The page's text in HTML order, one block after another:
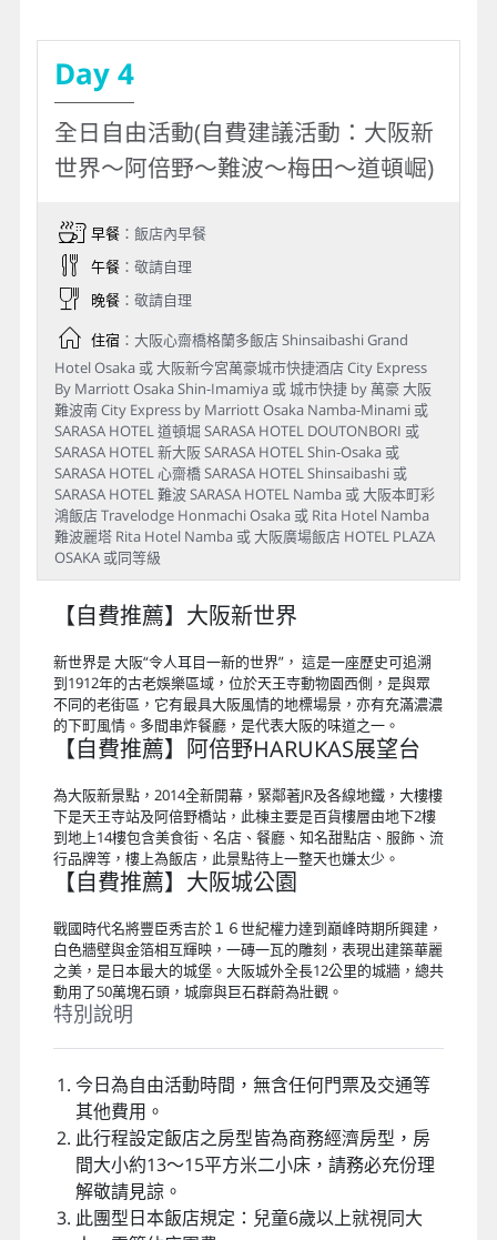
此行程設定飯店之房型皆為商務經濟房型，房
間大小約13～15平方米二小床，請務必充份理
解敬請見諒。
貼心提醒
分）往返→大阪環球影城樂園→飯店
園區內如『飛天翼龍』、『夢幻太空之旅』、
『好萊塢夢列車』等較為刺激的設施，請旅客
視自己體能、健康情形決定是否搭乘。
Day 4
全日自由活動(自費建議活動：大阪新
世界～阿倍野～難波～梅田～道頓崛)
午餐：敬請自理
住宿：大阪心齋橋格蘭多飯店 Shinsaibashi Grand
Hotel Osaka 或 大阪新今宮萬豪城市快捷酒店 City Express
By Marriott Osaka Shin-Imamiya 或 城市快捷 by 萬豪 大阪
難波南 City Express by Marriott Osaka Namba-Minami 或
SARASA HOTEL 新大阪 SARASA HOTEL Shin-Osaka 或
SARASA HOTEL 心齋橋 SARASA HOTEL Shinsaibashi 或
SARASA HOTEL 難波 SARASA HOTEL Namba 或 大阪本町彩
鴻飯店 Travelodge Honmachi Osaka 或 Rita Hotel Namba
難波麗塔 Rita Hotel Namba 或 大阪廣場飯店 HOTEL PLAZA
OSAKA 或同等級
【自費推薦】大阪新世界
新世界是 大阪“令人耳目一新的世界”， 這是一座歷史可追溯
到1912年的古老娛樂區域，位於天王寺動物園西側，是與眾
不同的老街區，它有最具大阪風情的地標場景，亦有充滿濃濃
【自費推薦】阿倍野HARUKAS展望台
為大阪新景點，2014全新開幕，緊鄰著JR及各線地鐵，大樓樓
下是天王寺站及阿倍野橋站，此棟主要是百貨樓層由地下2樓
到地上14樓包含美食街、名店、餐廳、知名甜點店、服飾、流
行品牌等，樓上為飯店，此景點待上一整天也嫌太少。
【自費推薦】大阪城公園